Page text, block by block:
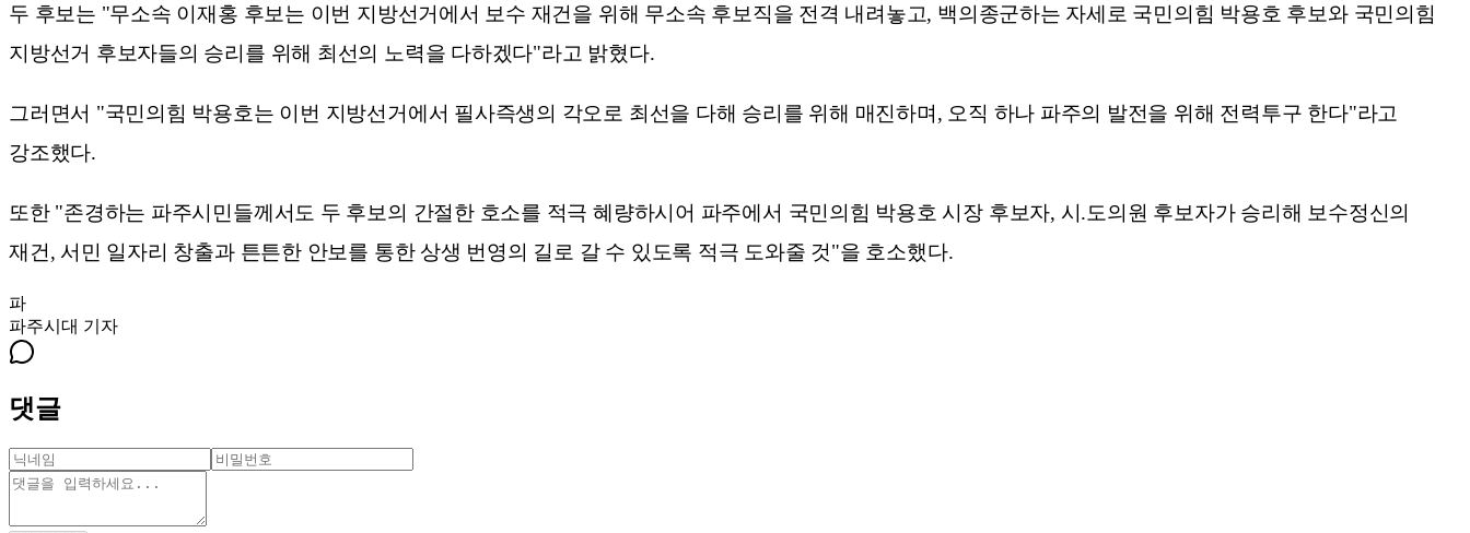
두 후보는 "무소속 이재홍 후보는 이번 지방선거에서 보수 재건을 위해 무소속 후보직을 전격 내려놓고, 백의종군하는 자세로 국민의힘 박용호 후보와 국민의힘
지방선거 후보자들의 승리를 위해 최선의 노력을 다하겠다"라고 밝혔다.
그러면서 "국민의힘 박용호는 이번 지방선거에서 필사즉생의 각오로 최선을 다해 승리를 위해 매진하며, 오직 하나 파주의 발전을 위해 전력투구 한다"라고
강조했다.
또한 "존경하는 파주시민들께서도 두 후보의 간절한 호소를 적극 혜량하시어 파주에서 국민의힘 박용호 시장 후보자, 시.도의원 후보자가 승리해 보수정신의
재건, 서민 일자리 창출과 튼튼한 안보를 통한 상생 번영의 길로 갈 수 있도록 적극 도와줄 것"을 호소했다.
파
파주시대 기자
댓글